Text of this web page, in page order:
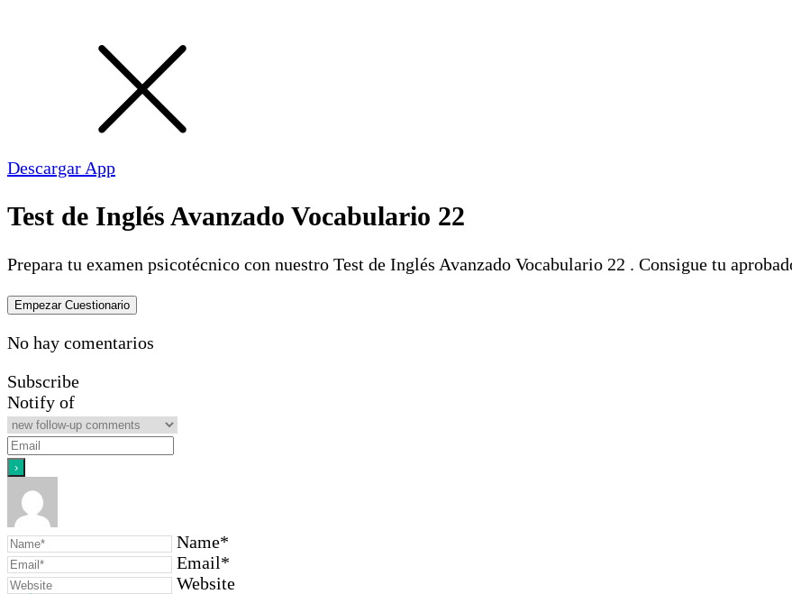
Descargar App
Test de Inglés Avanzado Vocabulario 22
Prepara tu examen psicotécnico con nuestro Test de Inglés Avanzado Vocabulario 22 . Consigue tu
No hay comentarios
Subscribe
Notify of
Name*
Email*
Website